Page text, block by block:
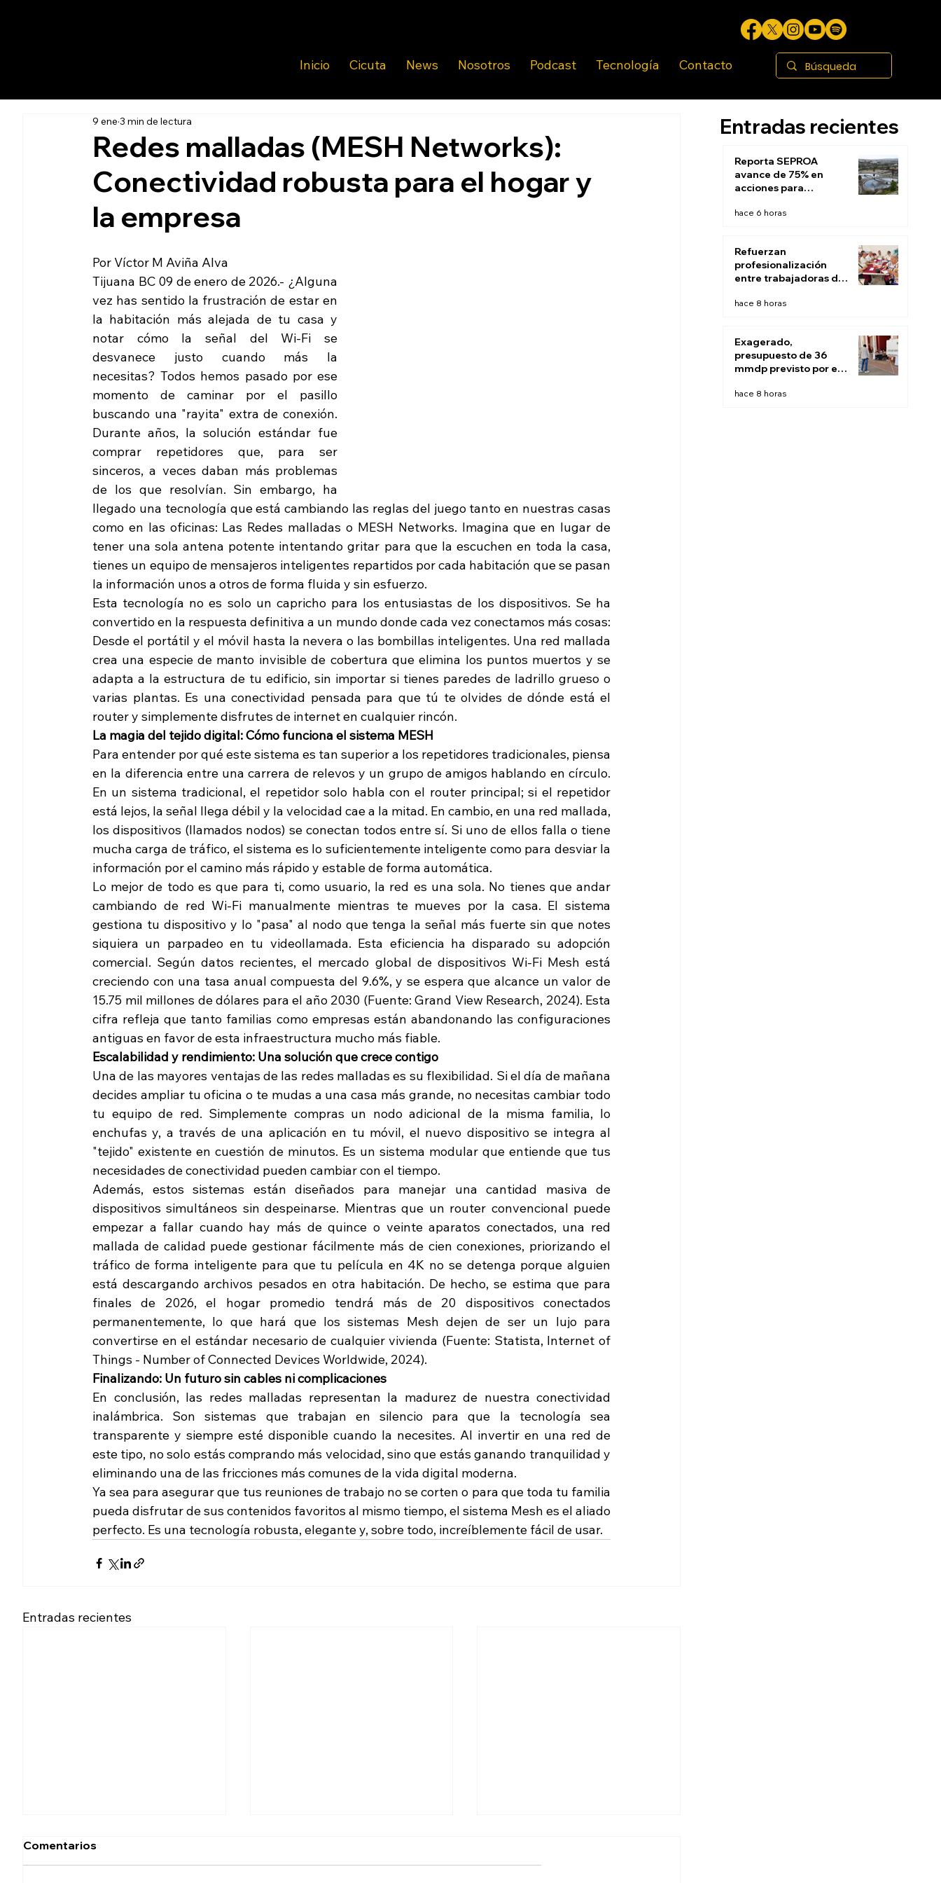
Inicio Cicuta News Nosotros Podcast Tecnología Contacto
Redes malladas (MESH Networks):
Conectividad robusta para el hogar y
la empresa
9 ene 3 min de lectura
Por Víctor M Aviña Alva
Tijuana BC 09 de enero de 2026.- ¿Alguna
vez has sentido la frustración de estar en
la habitación más alejada de tu casa y
notar cómo la señal del Wi-Fi se
desvanece justo cuando más la
necesitas? Todos hemos pasado por ese
momento de caminar por el pasillo
buscando una "rayita" extra de conexión.
Durante años, la solución estándar fue
comprar repetidores que, para ser
sinceros, a veces daban más problemas
de los que resolvían. Sin embargo, ha
llegado una tecnología que está cambiando las reglas del juego tanto en nuestras casas
como en las oficinas: Las Redes malladas o MESH Networks. Imagina que en lugar de
tener una sola antena potente intentando gritar para que la escuchen en toda la casa,
tienes un equipo de mensajeros inteligentes repartidos por cada habitación que se pasan
la información unos a otros de forma fluida y sin esfuerzo.
Esta tecnología no es solo un capricho para los entusiastas de los dispositivos. Se ha
convertido en la respuesta definitiva a un mundo donde cada vez conectamos más cosas:
Desde el portátil y el móvil hasta la nevera o las bombillas inteligentes. Una red mallada
crea una especie de manto invisible de cobertura que elimina los puntos muertos y se
adapta a la estructura de tu edificio, sin importar si tienes paredes de ladrillo grueso o
varias plantas. Es una conectividad pensada para que tú te olvides de dónde está el
router y simplemente disfrutes de internet en cualquier rincón.
La magia del tejido digital: Cómo funciona el sistema MESH
Para entender por qué este sistema es tan superior a los repetidores tradicionales, piensa
en la diferencia entre una carrera de relevos y un grupo de amigos hablando en círculo.
En un sistema tradicional, el repetidor solo habla con el router principal; si el repetidor
está lejos, la señal llega débil y la velocidad cae a la mitad. En cambio, en una red mallada,
los dispositivos (llamados nodos) se conectan todos entre sí. Si uno de ellos falla o tiene
mucha carga de tráfico, el sistema es lo suficientemente inteligente como para desviar la
información por el camino más rápido y estable de forma automática.
Lo mejor de todo es que para ti, como usuario, la red es una sola. No tienes que andar
cambiando de red Wi-Fi manualmente mientras te mueves por la casa. El sistema
gestiona tu dispositivo y lo "pasa" al nodo que tenga la señal más fuerte sin que notes
siquiera un parpadeo en tu videollamada. Esta eficiencia ha disparado su adopción
comercial. Según datos recientes, el mercado global de dispositivos Wi-Fi Mesh está
creciendo con una tasa anual compuesta del 9.6%, y se espera que alcance un valor de
15.75 mil millones de dólares para el año 2030 (Fuente: Grand View Research, 2024). Esta
cifra refleja que tanto familias como empresas están abandonando las configuraciones
antiguas en favor de esta infraestructura mucho más fiable.
Escalabilidad y rendimiento: Una solución que crece contigo
Una de las mayores ventajas de las redes malladas es su flexibilidad. Si el día de mañana
decides ampliar tu oficina o te mudas a una casa más grande, no necesitas cambiar todo
tu equipo de red. Simplemente compras un nodo adicional de la misma familia, lo
enchufas y, a través de una aplicación en tu móvil, el nuevo dispositivo se integra al
"tejido" existente en cuestión de minutos. Es un sistema modular que entiende que tus
necesidades de conectividad pueden cambiar con el tiempo.
Además, estos sistemas están diseñados para manejar una cantidad masiva de
dispositivos simultáneos sin despeinarse. Mientras que un router convencional puede
empezar a fallar cuando hay más de quince o veinte aparatos conectados, una red
mallada de calidad puede gestionar fácilmente más de cien conexiones, priorizando el
tráfico de forma inteligente para que tu película en 4K no se detenga porque alguien
está descargando archivos pesados en otra habitación. De hecho, se estima que para
finales de 2026, el hogar promedio tendrá más de 20 dispositivos conectados
permanentemente, lo que hará que los sistemas Mesh dejen de ser un lujo para
convertirse en el estándar necesario de cualquier vivienda (Fuente: Statista, Internet of
Things - Number of Connected Devices Worldwide, 2024).
Finalizando: Un futuro sin cables ni complicaciones
En conclusión, las redes malladas representan la madurez de nuestra conectividad
inalámbrica. Son sistemas que trabajan en silencio para que la tecnología sea
transparente y siempre esté disponible cuando la necesites. Al invertir en una red de
este tipo, no solo estás comprando más velocidad, sino que estás ganando tranquilidad y
eliminando una de las fricciones más comunes de la vida digital moderna.
Ya sea para asegurar que tus reuniones de trabajo no se corten o para que toda tu familia
pueda disfrutar de sus contenidos favoritos al mismo tiempo, el sistema Mesh es el aliado
perfecto. Es una tecnología robusta, elegante y, sobre todo, increíblemente fácil de usar.
Entradas recientes
Comentarios
Entradas recientes
Reporta SEPROA
avance de 75% en
acciones para
aguas residuales de
hace 6 horas
Refuerzan
profesionalización
entre trabajadoras de
del DIF Tijuana
hace 8 horas
Exagerado,
presupuesto de 36
mmdp previsto por el
Sheinbaum
hace 8 horas